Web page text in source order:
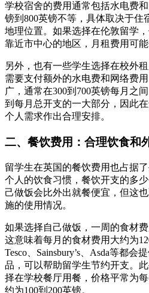
学校宿舍的费用通常包括水电费
镑到800英镑不等，具体取决于住
地理位置。如果选择在伦敦留学
靠近市中心的地区，月租费用可能
另外，也有一些学生选择在校外
需要支付额外的水电费和网络费
广，通常在300到700英镑每月之
到每月总开支的一大部分，因此
个人需求作出合理安排。
二、餐饮费用：合理饮食和
留学生在英国的餐饮费用也占据
个人的饮食习惯，餐饮开支的多
己做饭会比外出就餐便宜，但这
施的使用情况。
如果选择自己做饭，一周的食材
这意味着每月的食材费用大约为
Tesco、Sainsbury’s、Asda等都
品，可以帮助留学生节约开支。
择在学校餐厅用餐，价格平常为
约为100到200英镑。